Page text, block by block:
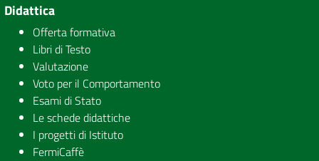
Didattica
Offerta formativa
Libri di Testo
Valutazione
Voto per il Comportamento
Esami di Stato
Le schede didattiche
I progetti di Istituto
FermiCaffè